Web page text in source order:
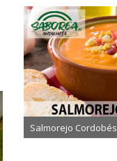
Salmorejo Cordobés